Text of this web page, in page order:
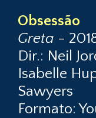
Obsessão
Greta -
Dir.: Neil
Isabelle
Sawyers
Formato: